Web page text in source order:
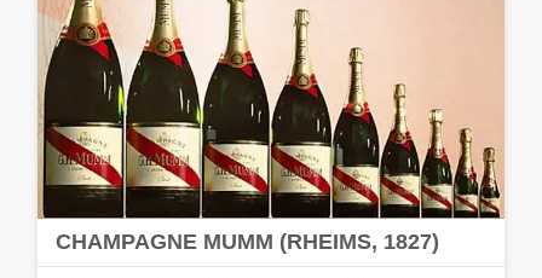
CHAMPAGNE MUMM (RHEIMS, 1827)